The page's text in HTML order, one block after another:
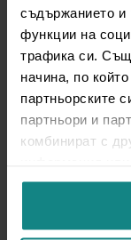
съдържанието и
функции на
трафика си.
начина, по
партньорските
партньори и
комбинират с
ползването от